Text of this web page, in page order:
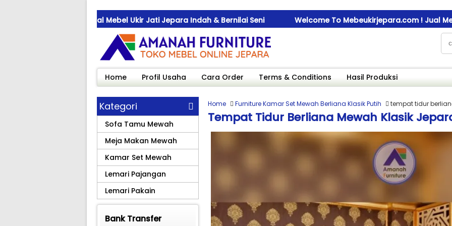
! Jual Mebel Ukir Jati Jepara Indah & Bernilai Seni Welcome To Mebeukirjepara.com ! Jual Mebel
! Jual Mebel Ukir Jati Jepara Indah & Bernilai Seni Welcome To Mebeukirjepara.com ! Jual Mebel
! Jual Mebel Ukir Jati Jepara Indah & Bernilai Seni
Home
Profil Usaha Cara Order Terms & Conditions Hasil Produksi
Home Furniture Kamar Set Mewah Berliana Klasik Putih tempat tidur
Tempat Tidur Berliana Mewah Klasik
Kategori
Sofa Tamu Mewah
Meja Makan Mewah
Kamar Set Mewah
Lemari Pajangan
Lemari Pakain
Bank Transfer